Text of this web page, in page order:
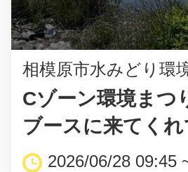
相模原市水みどり環
Cゾーン環境まつ
ブースに来てく
2026/06/28 09:45